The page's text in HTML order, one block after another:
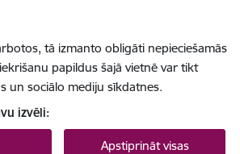
tā izmanto obligāti nepieciešamās
papildus šajā vietnē var tikt
un sociālo mediju sīkdatnes.
izvēli:
Apstiprināt visas